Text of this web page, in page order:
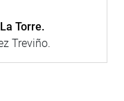
Torre.
Treviño.